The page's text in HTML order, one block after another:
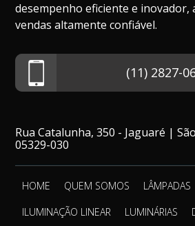
desempenho eficiente e inovador,
vendas altamente confiável.
(11) 2827-
Rua Catalunha, 350 - Jaguaré |
05329-030
HOME QUEM SOMOS
LÂMPADAS
ILUMINAÇÃO LINEAR
LUMINÁRIAS